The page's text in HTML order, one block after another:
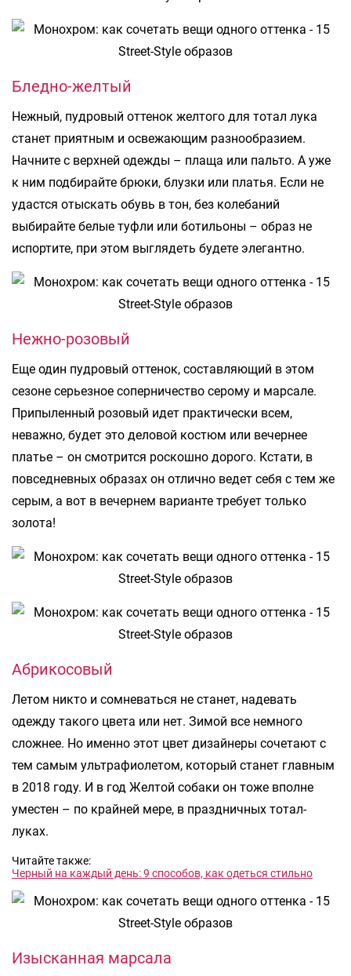
Бледно-желтый
Нежный, пудровый оттенок желтого для тотал лука
станет приятным и освежающим разнообразием.
Начните с верхней одежды – плаща или пальто. А уже
к ним подбирайте брюки, блузки или платья. Если не
удастся отыскать обувь в тон, без колебаний
выбирайте белые туфли или ботильоны – образ не
испортите, при этом выглядеть будете элегантно.
Нежно-розовый
Еще один пудровый оттенок, составляющий в этом
сезоне серьезное соперничество серому и марсале.
Припыленный розовый идет практически всем,
неважно, будет это деловой костюм или вечернее
платье – он смотрится роскошно дорого. Кстати, в
повседневных образах он отлично ведет себя с тем же
серым, а вот в вечернем варианте требует только
золота!
Абрикосовый
Летом никто и сомневаться не станет, надевать
одежду такого цвета или нет. Зимой все немного
сложнее. Но именно этот цвет дизайнеры сочетают с
тем самым ультрафиолетом, который станет главным
в 2018 году. И в год Желтой собаки он тоже вполне
уместен – по крайней мере, в праздничных тотал-
луках.
Читайте также:
Черный на каждый день: 9 способов, как одеться стильно
Изысканная марсала